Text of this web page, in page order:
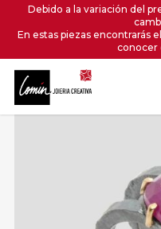
content
Debido a la variación del
En estas piezas encontrarás
conocer